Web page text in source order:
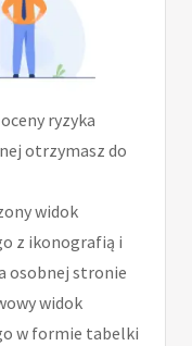
ryzyka
otrzymasz do
widok
z ikonografią i
osobnej stronie
widok
w formie tabelki